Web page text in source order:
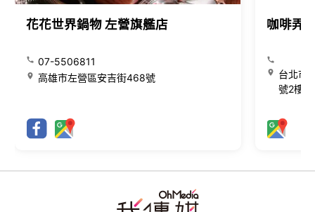
花花世界鍋物 左營旗艦店
07-5506811
高雄市左營區安吉街468號
咖啡弄
台北市
號2樓